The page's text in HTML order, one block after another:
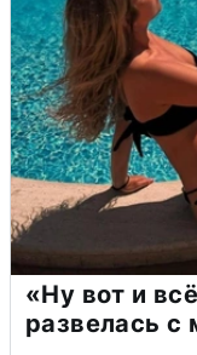
«Ну вот и
развелась